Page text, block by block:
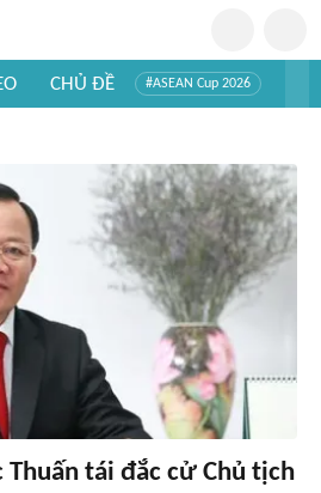
CHỦ ĐỀ #ASEAN Cup 2026
tái đắc cử Chủ tịch